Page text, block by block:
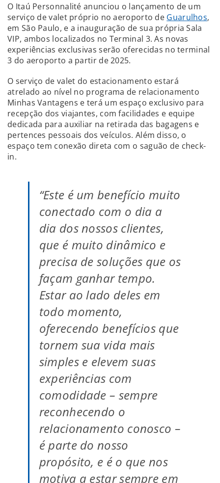
O Itaú Personnalité anunciou o lançamento de um
serviço de valet próprio no aeroporto de Guarulhos,
em São Paulo, e a inauguração de sua própria Sala
VIP, ambos localizados no Terminal 3. As novas
experiências exclusivas serão oferecidas no terminal
3 do aeroporto a partir de 2025.
O serviço de valet do estacionamento estará
atrelado ao nível no programa de relacionamento
Minhas Vantagens e terá um espaço exclusivo para
recepção dos viajantes, com facilidades e equipe
dedicada para auxiliar na retirada das bagagens e
pertences pessoais dos veículos. Além disso, o
espaço tem conexão direta com o saguão de check-
in.
“Este é um benefício muito
conectado com o dia a
dia dos nossos clientes,
que é muito dinâmico e
precisa de soluções que os
façam ganhar tempo.
Estar ao lado deles em
todo momento,
oferecendo benefícios que
tornem sua vida mais
simples e elevem suas
experiências com
comodidade – sempre
reconhecendo o
relacionamento conosco –
é parte do nosso
propósito, e é o que nos
motiva a estar sempre em